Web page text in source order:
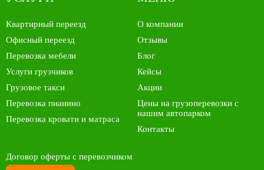
Квартирный переезд
Офисный переезд
Перевозка мебели
Услуги грузчиков
Грузовое такси
Перевозка пианино
Перевозка кровати и матраса
О компании
Отзывы
Блог
Кейсы
Акции
Цены на грузоперевозки с
нашим автопарком
Контакты
Договор оферты с перевозчиком